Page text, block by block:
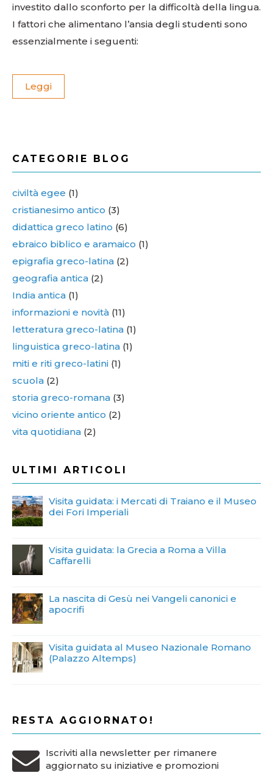
investito dallo sconforto per la difficoltà della lingua.
I fattori che alimentano l’ansia degli studenti sono
essenzialmente i seguenti:
Leggi
CATEGORIE BLOG
civiltà egee (1)
cristianesimo antico (3)
didattica greco latino (6)
ebraico biblico e aramaico (1)
epigrafia greco-latina (2)
geografia antica (2)
India antica (1)
informazioni e novità (11)
letteratura greco-latina (1)
linguistica greco-latina (1)
miti e riti greco-latini (1)
scuola (2)
storia greco-romana (3)
vicino oriente antico (2)
vita quotidiana (2)
ULTIMI ARTICOLI
Visita guidata: i Mercati di Traiano e il Museo
dei Fori Imperiali
Visita guidata: la Grecia a Roma a Villa
Caffarelli
La nascita di Gesù nei Vangeli canonici e
apocrifi
Visita guidata al Museo Nazionale Romano
(Palazzo Altemps)
RESTA AGGIORNATO!
Iscriviti alla newsletter per rimanere
aggiornato su iniziative e promozioni